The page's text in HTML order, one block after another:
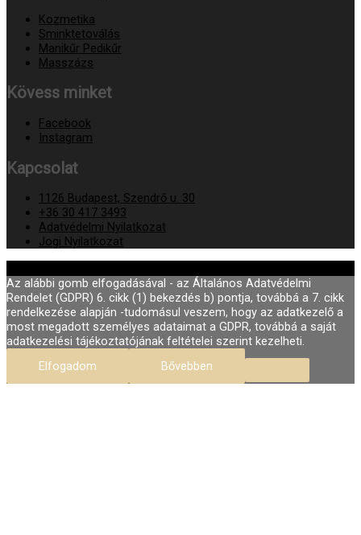
Kozmetika
Sminktetoválás
Manikűr Pedikűr
Masszázs
Kövess minket
Facebook
Instagram
Kapcsolat
1126 Budapest, Szendrő u. 30
+36 30 417 3493
Adatvédelmi Nyilatkozat
Jogi Nyilatkozat
Az alábbi gomb elfogadásával - az Általános Adatvédelmi
Rendelet (GDPR) 6. cikk (1) bekezdés b) pontja, továbbá a 7. cikk
rendelkezése alapján -tudomásul veszem, hogy az adatkezelő a
most megadott személyes adataimat a GDPR, továbbá a saját
adatkezelési tájékoztatójának feltételei szerint kezelheti.
Elfogadom
Bővebben